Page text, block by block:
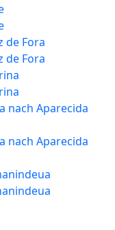
de Fora
de Fora
nach Aparecida
nach Aparecida